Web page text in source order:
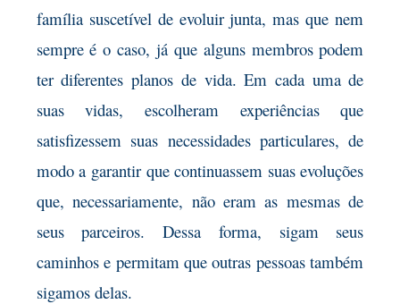
família suscetível de evoluir junta, mas que nem
sempre é o caso, já que alguns membros podem
ter diferentes planos de vida. Em cada uma de
suas vidas, escolheram experiências que
satisfizessem suas necessidades particulares, de
modo a garantir que continuassem suas evoluções
que, necessariamente, não eram as mesmas de
seus parceiros. Dessa forma, sigam seus
caminhos e permitam que outras pessoas também
sigamos delas.